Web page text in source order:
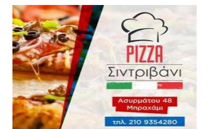
HEADLINES
Πανιώνια Εκπομπή: Έπεσε η αυλαία της
σεζόν με όλη την επικαι...
August 04, 2026